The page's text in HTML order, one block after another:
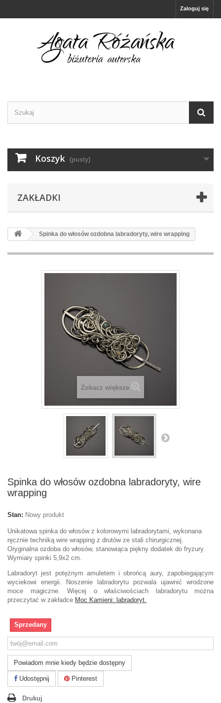
Zaloguj się
Koszyk (pusty)
ZAKŁADKI
Spinka do włosów ozdobna labradoryty, wire wrapping
Zobacz większe
Spinka do włosów ozdobna labradoryty, wire
wrapping
Stan: Nowy produkt
Unikatowa spinka do włosów z kolorowymi labradorytami, wykonana
ręcznie techniką wire wrapping z drutów ze stali chirurgicznej.
Oryginalna ozdoba do włosów, stanowiąca piękny dodatek do fryzury.
Wymiary spinki 5,9x2 cm.
Labradoryt jest potężnym amuletem i obrońcą aury, zapobiegającym
wyciekowi energii. Noszenie labradorytu pozwala ujawnić wrodzone
moce magiczne. Więcej o właściwościach labradorytu można
przeczytać w zakładce Moc Kamieni: labradoryt.
Sprzedany
Powiadom mnie kiedy będzie dostępny
Udostępnij Pinterest
Drukuj